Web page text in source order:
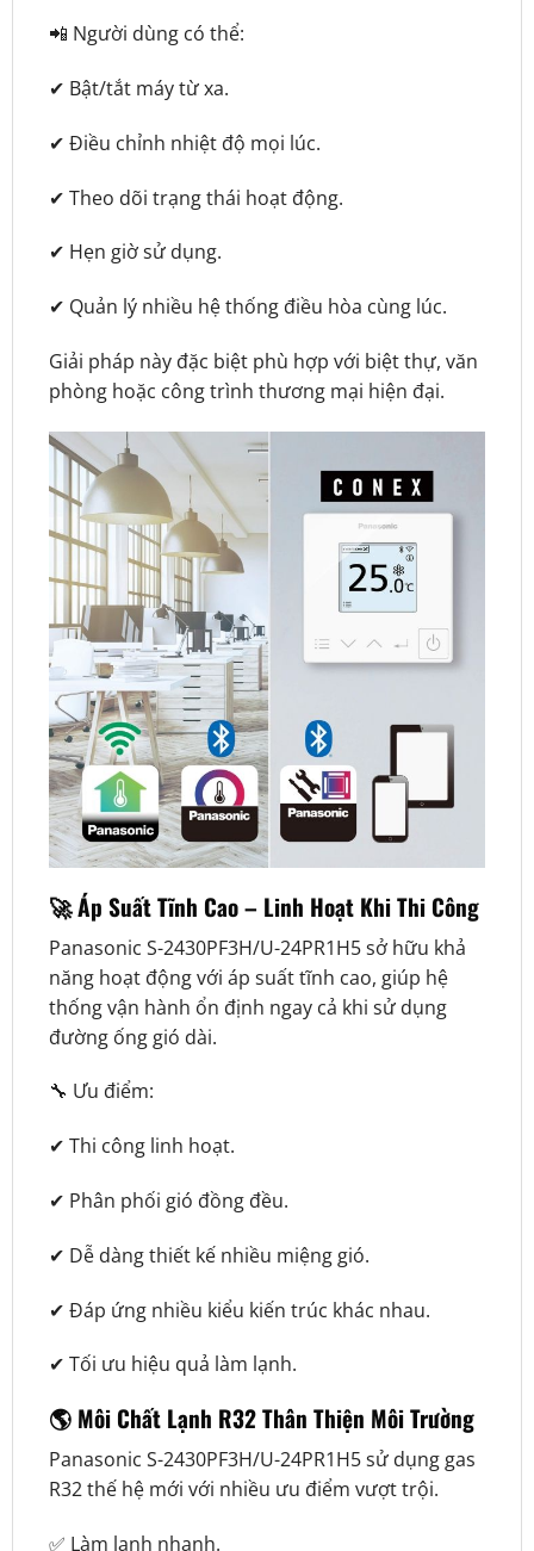
📲 Người dùng có thể:
✔ Bật/tắt máy từ xa.
✔ Điều chỉnh nhiệt độ mọi lúc.
✔ Theo dõi trạng thái hoạt động.
✔ Hẹn giờ sử dụng.
✔ Quản lý nhiều hệ thống điều hòa cùng lúc.
Giải pháp này đặc biệt phù hợp với biệt thự, văn
phòng hoặc công trình thương mại hiện đại.
🚀 Áp Suất Tĩnh Cao – Linh Hoạt Khi Thi Công
Panasonic S-2430PF3H/U-24PR1H5 sở hữu khả
năng hoạt động với áp suất tĩnh cao, giúp hệ
thống vận hành ổn định ngay cả khi sử dụng
đường ống gió dài.
🔧 Ưu điểm:
✔ Thi công linh hoạt.
✔ Phân phối gió đồng đều.
✔ Dễ dàng thiết kế nhiều miệng gió.
✔ Đáp ứng nhiều kiểu kiến trúc khác nhau.
✔ Tối ưu hiệu quả làm lạnh.
🌎 Môi Chất Lạnh R32 Thân Thiện Môi Trường
Panasonic S-2430PF3H/U-24PR1H5 sử dụng gas
R32 thế hệ mới với nhiều ưu điểm vượt trội.
✅ Làm lạnh nhanh.